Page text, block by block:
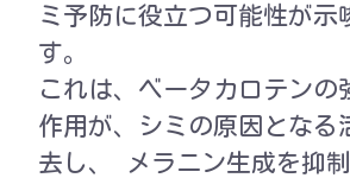
ミ予防に役立つ可能性が示
す。
これは、ベータカロテンの
作用が、シミの原因となる
去し、 メラニン生成を抑